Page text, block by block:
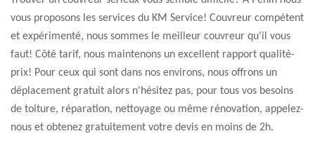
vous proposons les services du KM Service! Couvreur compétent
et expérimenté, nous sommes le meilleur couvreur qu'il vous
faut! Côté tarif, nous maintenons un excellent rapport qualité-
prix! Pour ceux qui sont dans nos environs, nous offrons un
déplacement gratuit alors n'hésitez pas, pour tous vos besoins
de toiture, réparation, nettoyage ou même rénovation, appelez-
nous et obtenez gratuitement votre devis en moins de 2h.